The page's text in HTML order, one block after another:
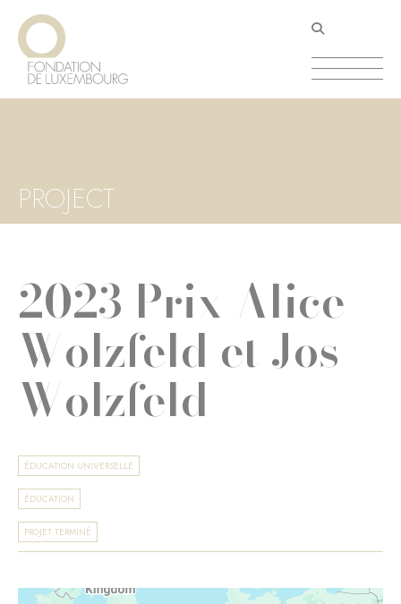
Aller
contenu
principal
PROJECT
2023 Prix Alice
Wolzfeld et Jos
Wolzfeld
ÉDUCATION UNIVERSELLE
ÉDUCATION
PROJET TERMINÉ
Panneau de gestion des cookies